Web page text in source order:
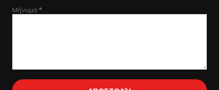
Μήνυμα*